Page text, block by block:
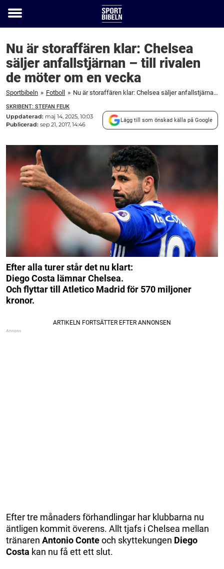
Toggle
Nu är storaffären klar: Chelsea
säljer anfallstjärnan – till rivalen
de möter om en vecka
Sportbibeln » Fotboll » Nu är storaffären klar: Chelsea säljer anfallstjärnan – till rivalen de möter om en vecka
SKRIBENT: STEFAN FEUK
Uppdaterad: maj 14, 2025, 10:03
Publicerad: sep 21, 2017, 14:46
Lägg till som önskad källa på Google
Efter alla turer står det nu klart:
Diego Costa lämnar Chelsea.
Och flyttar till Atletico Madrid för 570 miljoner
kronor.
Efter tre månaders förhandlingar har klubbarna nu
äntligen kommit överens. Allt tjafs i Chelsea mellan
tränaren Antonio Conteoch skyttekungen Diego
Costa kan nu få ett ett slut.